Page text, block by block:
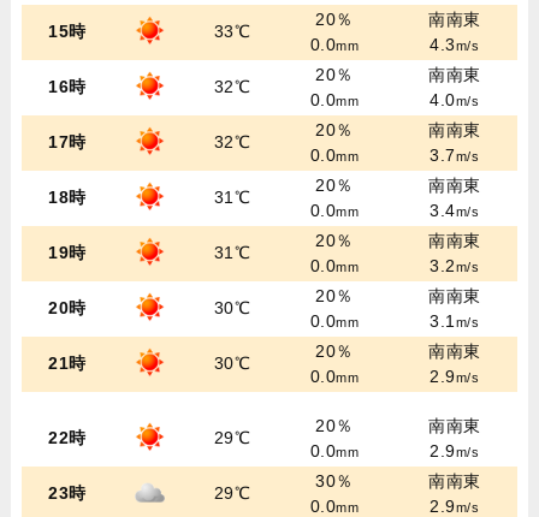
15時 33℃
20％
0.0mm
南南東
4.3m/s
16時 32℃
20％
0.0mm
南南東
4.0m/s
17時 32℃
20％
0.0mm
南南東
3.7m/s
18時 31℃
20％
0.0mm
南南東
3.4m/s
19時 31℃
20％
0.0mm
南南東
3.2m/s
20時 30℃
20％
0.0mm
南南東
3.1m/s
21時 30℃
20％
0.0mm
南南東
2.9m/s
22時 29℃
20％
0.0mm
南南東
2.9m/s
23時 29℃
30％
0.0mm
南南東
2.9m/s